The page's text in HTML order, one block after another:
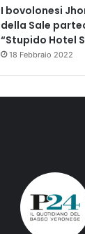
I bovolonesi
della Sale
“Stupido Hotel
18 Febbraio 2022